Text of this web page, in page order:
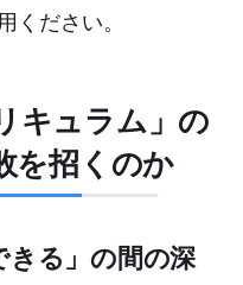
ください。
キュラム」の
を招くのか
きる」の間の深